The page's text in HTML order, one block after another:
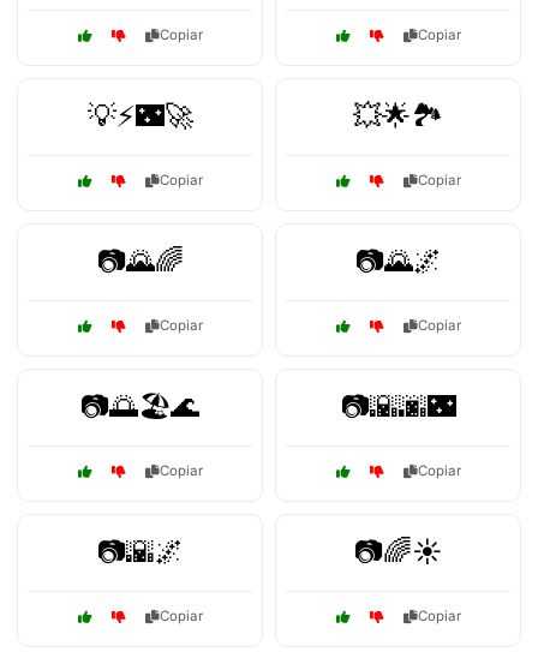
Copiar Copiar
💡⚡🌃🚀
Copiar
💥🌟🏞️
Copiar
📷🌄🌈
Copiar
📷🌄🌌
Copiar
📷🌅🏖️🌊
Copiar
📷🌇🌆🌃
Copiar
📷🌇🌌
Copiar
📷🌈☀️
Copiar